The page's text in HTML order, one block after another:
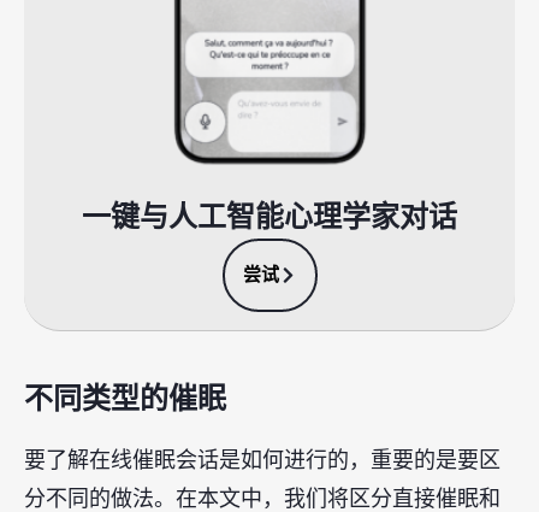
一键与人工智能心理学家对话
尝试
不同类型的催眠
要了解在线催眠会话是如何进行的，重要的是要区
分不同的做法。在本文中，我们将区分直接催眠和